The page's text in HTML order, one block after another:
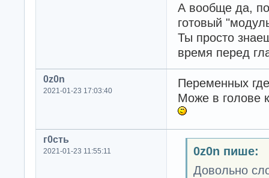
А вообще да,
готовый
Ты просто
время перед
0z0n
2021-01-23 17:03:40
Переменных
Може в голове
г0сть
2021-01-23 11:55:11
0z0n пише:
Довольно